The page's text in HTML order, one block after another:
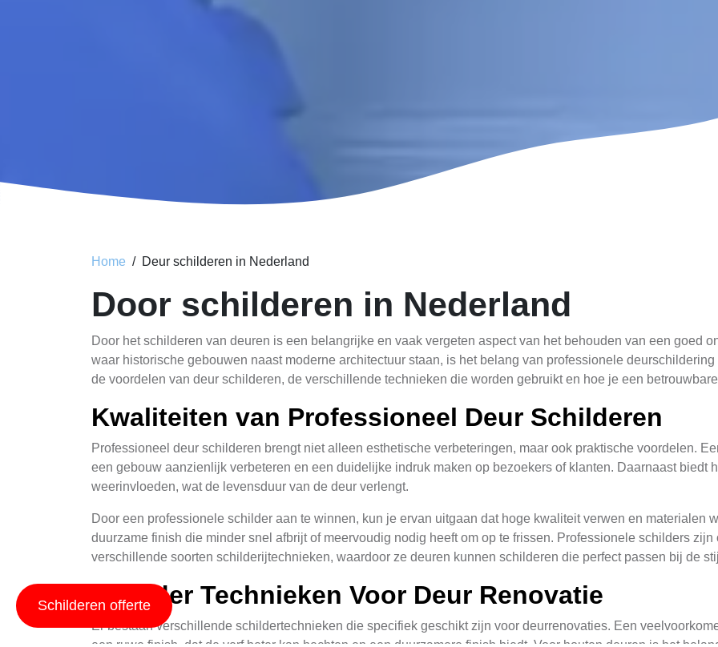
Home Deur schilderen in Nederland
Door schilderen in Nederland
Door het schilderen van deuren is een belangrijke en vaak vergeten aspect van het behouden van een goed
waar historische gebouwen naast moderne architectuur staan, is het belang van professionele
de voordelen van deur schilderen, de verschillende technieken die worden gebruikt en hoe je een
Kwaliteiten van Professioneel Deur Schilderen
Professioneel deur schilderen brengt niet alleen esthetische verbeteringen, maar ook praktische voordelen.
een gebouw aanzienlijk verbeteren en een duidelijke indruk maken op bezoekers of klanten. Daarnaast biedt
weerinvloeden, wat de levensduur van de deur verlengt.
Door een professionele schilder aan te winnen, kun je ervan uitgaan dat hoge kwaliteit verwen en materialen
duurzame finish die minder snel afbrijt of meervoudig nodig heeft om op te frissen. Professionele schilders
verschillende soorten schilderijtechnieken, waardoor ze deuren kunnen schilderen die perfect passen bij de
Schilder Technieken Voor Deur Renovatie
Er bestaan verschillende schildertechnieken die specifiek geschikt zijn voor deurrenovaties. Een
Schilderen offerte